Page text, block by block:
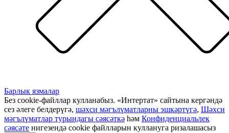
Барлык язмалар
Без cookie-файллар кулланабыз. «Интертат» сайтына кергәндә
сез әлеге белдерүгә, шәхси мәгълүматларны эшкәртүгә, Шәхси
мәгълүматлар турындагы сәясәткә һәм Конфиденциальлек
сәясәте нигезендә cookie файлларын куллануга ризалашасыз